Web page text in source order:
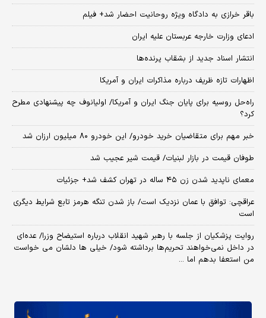
باقر خرازی به دادگاه ویژه روحانیت احضار شد+ فیلم
ادعای وزارت خارجه عربستان علیه ایران
انتشار اسناد جدید از بشقاب پرنده‌ها
اظهارات تازه ظریف درباره مذاکرات ایران و آمریکا
راه‌حل روسیه برای پایان جنگ ایران و آمریکا/ اولیانوف چه پیشنهادی مطرح
کرد؟
خبر مهم برای متقاضیان خرید خودرو/ این خودرو ۸۰ میلیون ارزان شد
طوفان قیمت در بازار لبنیات/ قیمت شیر عجیب شد
معمای ناپدید شدن زن ۴۵ ساله در تهران کشف شد+ جزئیات
عراقچی: توافق با عمان نزدیک است/ باز شدن تنگه هرمز تابع شرایط دیگری
است
روایت پزشکیان از جلسه با رهبر شهید انقلاب درباره استیضاح وزرا/ عده‌ای
در داخل نمی‌خواهند تحریم‌ها برداشته شود/ خیلی ها دلشان می خواست
من استعفا بدهم اما ...